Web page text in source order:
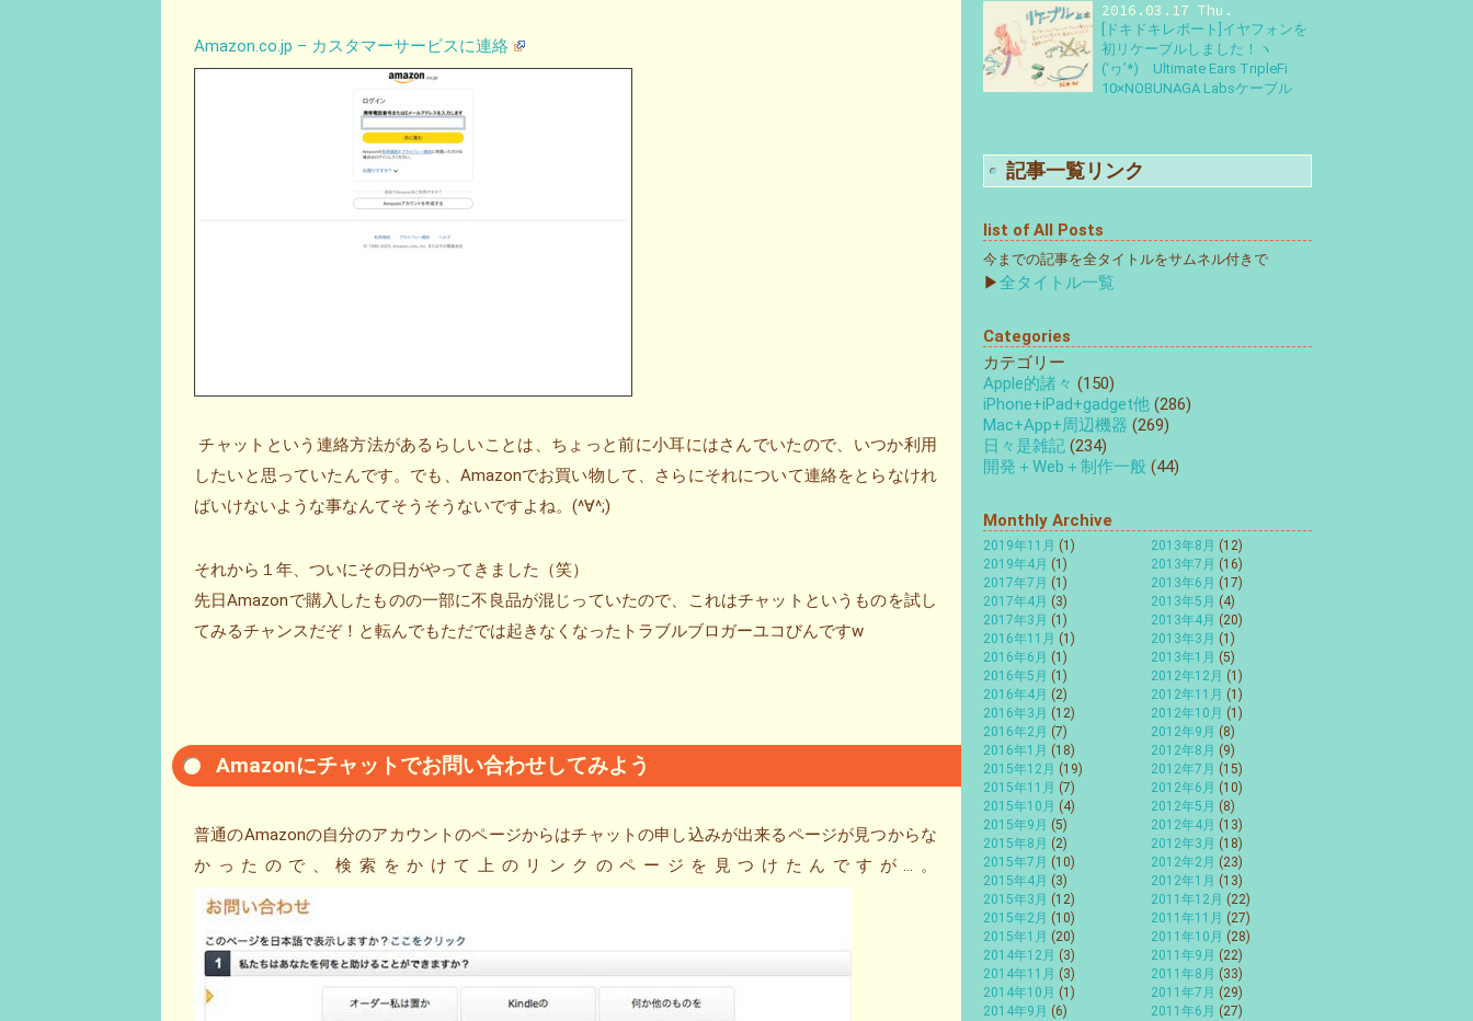
Amazon.co.jp – カスタマーサービスに連絡
チャットという連絡方法があるらしいことは、ちょっと前に小耳にはさんでいたので、いつか利用
したいと思っていたんです。でも、Amazonでお買い物して、さらにそれについて連絡をとらなけれ
ばいけないような事なんてそうそうないですよね。(^∀^;)
それから１年、ついにその日がやってきました（笑）
先日Amazonで購入したものの一部に不良品が混じっていたので、これはチャットというものを試し
てみるチャンスだぞ！と転んでもただでは起きなくなったトラブルブロガーユコびんですw
Amazonにチャットでお問い合わせしてみよう
普通のAmazonの自分のアカウントのページからはチャットの申し込みが出来るページが見つからな
かったので、検索をかけて上のリンクのページを見つけたんですが…。
2016.03.17 Thu.
[ドキドキレポート]イヤフォンを
初リケーブルしました！ヽ
(‘ヮ’*)ゝUltimate Ears TripleFi
10×NOBUNAGA Labsケーブル
記事一覧リンク
list of All Posts
今までの記事を全タイトルをサムネル付きで
▶全タイトル一覧
Categories
カテゴリー
Apple的諸々 (150)
iPhone+iPad+gadget他 (286)
Mac+App+周辺機器 (269)
日々是雑記 (234)
開発＋Web＋制作一般 (44)
Monthly Archive
2019年11月 (1)
2019年4月 (1)
2017年7月 (1)
2017年4月 (3)
2017年3月 (1)
2016年11月 (1)
2016年6月 (1)
2016年5月 (1)
2016年4月 (2)
2016年3月 (12)
2016年2月 (7)
2016年1月 (18)
2015年12月 (19)
2015年11月 (7)
2015年10月 (4)
2015年9月 (5)
2015年8月 (2)
2015年7月 (10)
2015年4月 (3)
2015年3月 (12)
2015年2月 (10)
2015年1月 (20)
2014年12月 (3)
2014年11月 (3)
2014年10月 (1)
2014年9月 (6)
2013年8月 (12)
2013年7月 (16)
2013年6月 (17)
2013年5月 (4)
2013年4月 (20)
2013年3月 (1)
2013年1月 (5)
2012年12月 (1)
2012年11月 (1)
2012年10月 (1)
2012年9月 (8)
2012年8月 (9)
2012年7月 (15)
2012年6月 (10)
2012年5月 (8)
2012年4月 (13)
2012年3月 (18)
2012年2月 (23)
2012年1月 (13)
2011年12月 (22)
2011年11月 (27)
2011年10月 (28)
2011年9月 (22)
2011年8月 (33)
2011年7月 (29)
2011年6月 (27)